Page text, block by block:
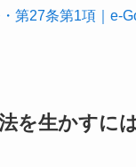
第27条第1項｜e-
を生かすに